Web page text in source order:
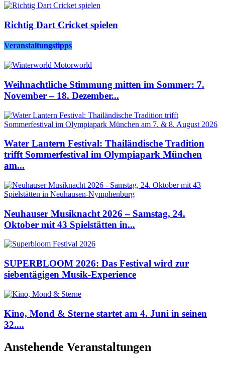
Richtig Dart Cricket spielen
Veranstaltungstipps
Weihnachtliche Stimmung mitten im Sommer: 7.
November – 18. Dezember...
Water Lantern Festival: Thailändische Tradition
trifft Sommerfestival im Olympiapark München
am...
Neuhauser Musiknacht 2026 – Samstag, 24.
Oktober mit 43 Spielstätten in...
SUPERBLOOM 2026: Das Festival wird zur
siebentägigen Musik-Experience
Kino, Mond & Sterne startet am 4. Juni in seinen
32....
Anstehende Veranstaltungen